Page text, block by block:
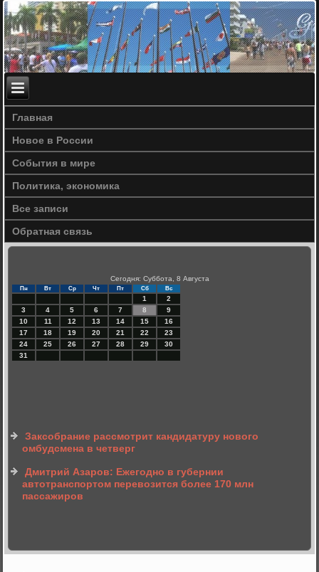
Главная
Новое в России
События в мире
Политика, экономика
Все записи
Обратная связь
Сегодня: Суббота, 8 Августа
Пн Вт Ср Чт Пт Сб Вс
1
2
3
4 5 6 7 8
9
10
11 12 13 14 15
16
17
18 19 20 21 22
23
24
25 26 27 28 29
30
31
Заксобрание рассмотрит кандидатуру нового
омбудсмена в четверг
Дмитрий Азаров: Ежегодно в губернии
автотранспортом перевозится более 170 млн
пассажиров